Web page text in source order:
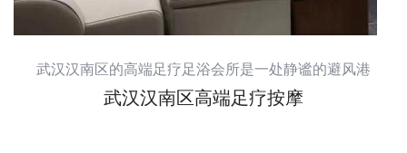
武汉汉南区的高端足疗足浴会所是一处静谧的避风港
武汉汉南区高端足疗按摩